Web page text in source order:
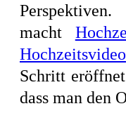
macht
Hochzeitsvideo
Schritt
dass man den